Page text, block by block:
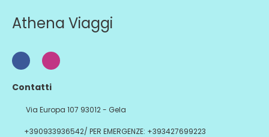
Athena Viaggi
Contatti
Via Europa 107 93012 - Gela
+390933936542/ PER EMERGENZE: +393427699223